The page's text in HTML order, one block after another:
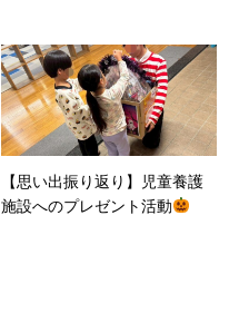
【思い出振り返り】児童養護
施設へのプレゼント活動